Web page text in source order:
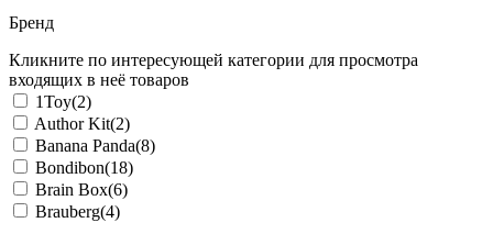
Бренд
Кликните по интересующей категории для просмотра
входящих в неё товаров
1Toy(2)
Author Kit(2)
Banana Panda(8)
Bondibon(18)
Brain Box(6)
Brauberg(4)